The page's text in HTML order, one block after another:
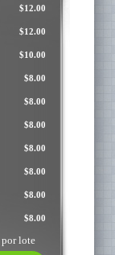
$12.00
$12.00
$10.00
$8.00
$8.00
$8.00
$8.00
$8.00
$8.00
$8.00
por lote